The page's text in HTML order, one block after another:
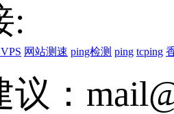
:
网站测速 ping检测 ping tcping
：